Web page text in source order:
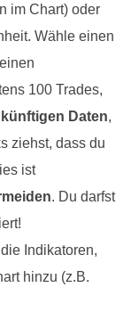
im Chart) oder
Wähle einen
100 Trades,
Daten,
ziehst, dass du
ist
. Du darfst
Indikatoren,
hinzu (z.B.